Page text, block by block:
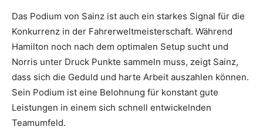
Das Podium von Sainz ist auch ein starkes Signal für die
Konkurrenz in der Fahrerweltmeisterschaft. Während
Hamilton noch nach dem optimalen Setup sucht und
Norris unter Druck Punkte sammeln muss, zeigt Sainz,
dass sich die Geduld und harte Arbeit auszahlen können.
Sein Podium ist eine Belohnung für konstant gute
Leistungen in einem sich schnell entwickelnden
Teamumfeld.